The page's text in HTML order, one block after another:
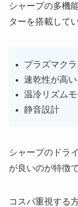
シャープの多機
ターを搭載して
プラズマク
速乾性が高い
温冷リズム
静音設計
シャープのドラ
が良いのが特徴で
コスパ重視する